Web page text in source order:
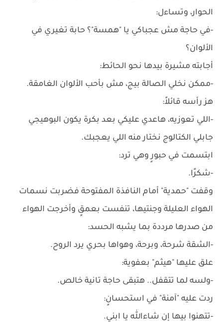
الحوار، وتساءل:
-في حاجة مش عجباكي يا "همسة"؟ حابة تغيري في
الألوان؟
أجابته مشيرة بيدها نحو الحائط:
-ممكن نخلي الصالة بيج، مش بأحب الألوان الغامقة.
هز رأسه قائلاً:
-اللي تعوزيه، هاعدي عليكي بعد بكرة يكون البوهيجي
جابلي الكتالوج نختار منه اللي يعجبك.
ابتسمت في حبورٍ وهي ترد:
-شكرًا.
وقفت "حمدية" أمام النافذة المفتوحة فضربت نسمات
الهواء العليلة وجنتيها، تنفست بعمقٍ وأخرجت الهواء
من صدرها مرددة بما يشبه الحسد:
-الشقة شرحة، وبرحة، وهواها بحري يرد الروح.
علق عليها "هيثم" بعفوية:
-ولسه لما تتقفل.. هتبقى حاجة تانية خالص.
ردت عليه "آمنة" في استحسانٍ:
-تتهنوا بيها إن شاءالله يا ابني.